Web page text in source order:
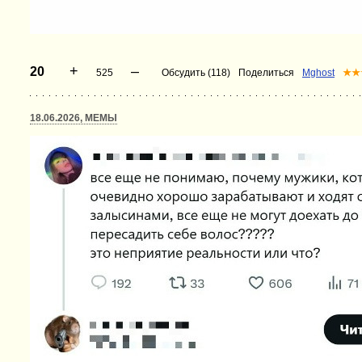
20 + 525 – Обсудить (118) Поделиться Mghost
18.06.2026, МЕМЫ